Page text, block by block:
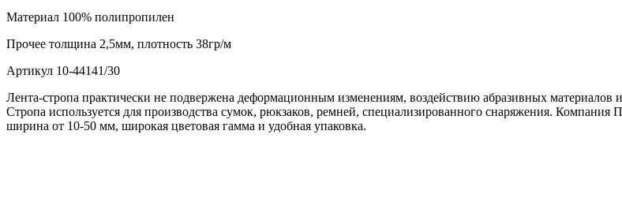
Материал 100% полипропилен
Прочее толщина 2,5мм, плотность 38гр/м
Артикул 10-44141/30
Лента-стропа практически не подвержена деформационным изменениям, воздействию абразивных
Стропа используется для производства сумок, рюкзаков, ремней, специализированного снаряжения.
ширина от 10-50 мм, широкая цветовая гамма и удобная упаковка.